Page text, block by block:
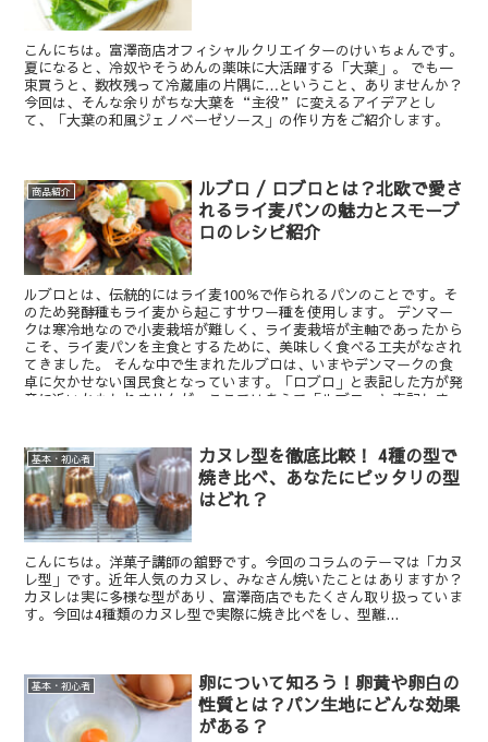
こんにちは。富澤商店オフィシャルクリエイターのけいちょんです。
夏になると、冷奴やそうめんの薬味に大活躍する「大葉」。 でも一
束買うと、数枚残って冷蔵庫の片隅に…ということ、ありませんか？
今回は、そんな余りがちな大葉を“主役”に変えるアイデアとし
て、「大葉の和風ジェノベーゼソース」の作り方をご紹介します。
商品紹介
ルブロ / ロブロとは？北欧で愛さ
れるライ麦パンの魅力とスモーブ
ロのレシピ紹介
ルブロとは、伝統的にはライ麦100％で作られるパンのことです。そ
のため発酵種もライ麦から起こすサワー種を使用します。 デンマー
クは寒冷地なので小麦栽培が難しく、ライ麦栽培が主軸であったから
こそ、ライ麦パンを主食とするために、美味しく食べる工夫がなされ
てきました。 そんな中で生まれたルブロは、いまやデンマークの食
卓に欠かせない国民食となっています。「ロブロ」と表記した方が発
音に近いかもしれませんが、ここではあえて「ルブロ」と表記しま
基本・初心者
カヌレ型を徹底比較！ 4種の型で
焼き比べ、あなたにピッタリの型
はどれ？
こんにちは。洋菓子講師の舘野です。今回のコラムのテーマは「カヌ
レ型」です。近年人気のカヌレ、みなさん焼いたことはありますか？
カヌレは実に多様な型があり、富澤商店でもたくさん取り扱っていま
す。今回は4種類のカヌレ型で実際に焼き比べをし、型離...
基本・初心者
卵について知ろう！卵黄や卵白の
性質とは？パン生地にどんな効果
がある？